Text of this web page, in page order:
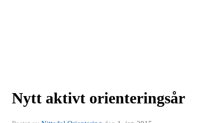
Nytt aktivt orienteringsår